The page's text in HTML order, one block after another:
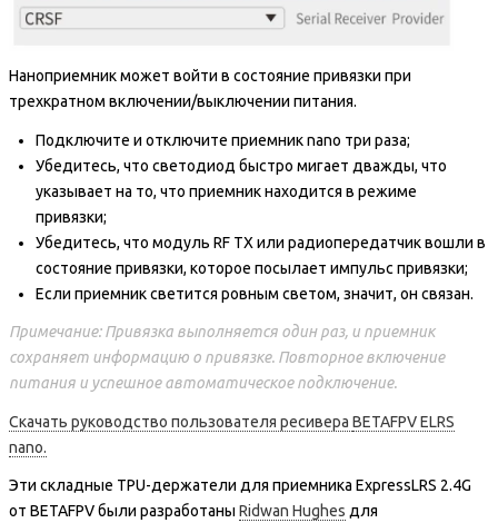
Наноприемник может войти в состояние привязки при
трехкратном включении/выключении питания.
Подключите и отключите приемник nano три раза;
Убедитесь, что светодиод быстро мигает дважды, что
указывает на то, что приемник находится в режиме
привязки;
Убедитесь, что модуль RF TX или радиопередатчик вошли в
состояние привязки, которое посылает импульс привязки;
Если приемник светится ровным светом, значит, он связан.
Примечание: Привязка выполняется один раз, и приемник
сохраняет информацию о привязке. Повторное включение
питания и успешное автоматическое подключение.
Скачать руководство пользователя ресивера BETAFPV ELRS
nano.
Эти складные TPU-держатели для приемника ExpressLRS 2.4G
от BETAFPV были разработаны Ridwan Hughes для